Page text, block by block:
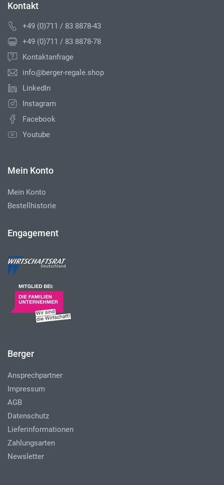
Kontakt
+49 (0)711 / 83 8878-43
+49 (0)711 / 83 8878-78
Kontaktanfrage
info@berger-regale.shop
LinkedIn
Instagram
Facebook
Youtube
Mein Konto
Mein Konto
Bestellhistorie
Engagement
Berger
Ansprechpartner
Impressum
AGB
Datenschutz
Lieferinformationen
Zahlungsarten
Newsletter